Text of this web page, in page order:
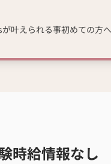
叶えられる事初めての方へ
時給情報なし